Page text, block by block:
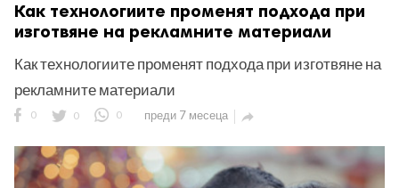
Как технологиите променят подхода при
изготвяне на рекламните материали
Как технологиите променят подхода при изготвяне на
рекламните материали
0 0 0 преди 7 месеца 